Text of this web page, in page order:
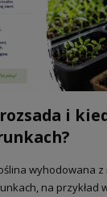
i
wyhodowana
na przykład